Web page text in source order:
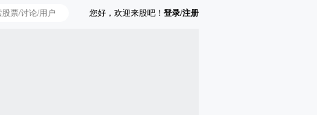
您好，欢迎来股吧！ 登录/注册